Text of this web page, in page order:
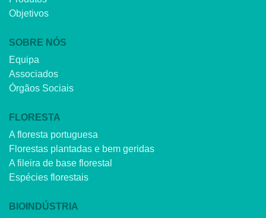
Objetivos
SOBRE NÓS
Equipa
Associados
Órgãos Sociais
FLORESTA
A floresta portuguesa
Florestas plantadas e bem geridas
A fileira de base florestal
Espécies florestais
BIOINDÚSTRIA